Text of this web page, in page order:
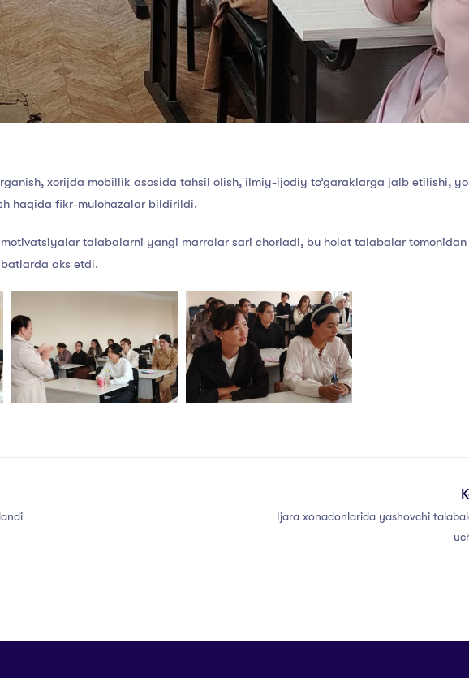
xorijda mobillik asosida tahsil olish, ilmiy-ijodiy to’garaklarga jalb etilishi,
haqida fikr-mulohazalar bildirildi.
talabalarni yangi marralar sari chorladi, bu holat talabalar
aks etdi.
Ijara xonadonlarida yashovchi